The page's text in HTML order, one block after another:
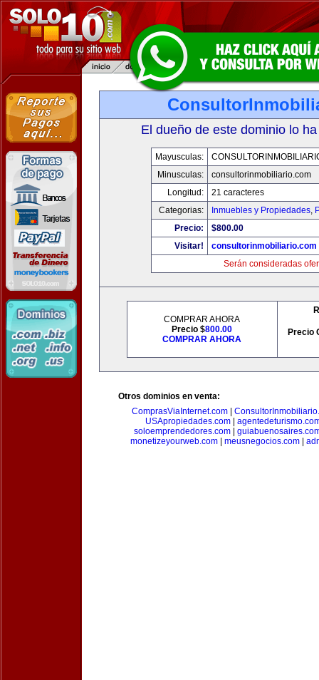
El dueño de este dominio lo
Mayusculas:
Minusculas:
consultorinmobiliario.com
Longitud:
21 caracteres
Categorias:
Inmuebles y Propiedades,
Precio:
$800.00
Visitar!
consultorinmobiliario.com
Serán consideradas
COMPRAR AHORA
Precio $800.00
COMPRAR AHORA
Precio
Otros dominios en venta:
ComprasViaInternet.com
USApropiedades.com|
soloemprendedores.com|
monetizeyourweb.com| meusnegocios.com|